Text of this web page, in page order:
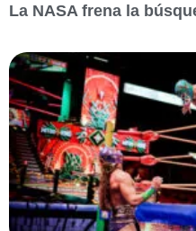
La NASA frena la